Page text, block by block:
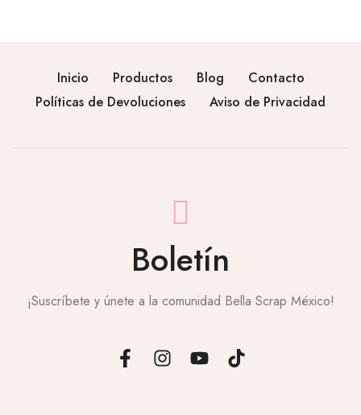
Inicio Productos Blog
Contacto
Políticas de Devoluciones
Aviso de Privacidad
Boletín
¡Suscríbete y únete a la comunidad Bella Scrap México!